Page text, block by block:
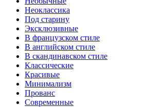
Неоклассика
Под старину
Эксклюзивные
В французском стиле
В английском стиле
В скандинавском стиле
Классические
Красивые
Минимализм
Прованс
Современные